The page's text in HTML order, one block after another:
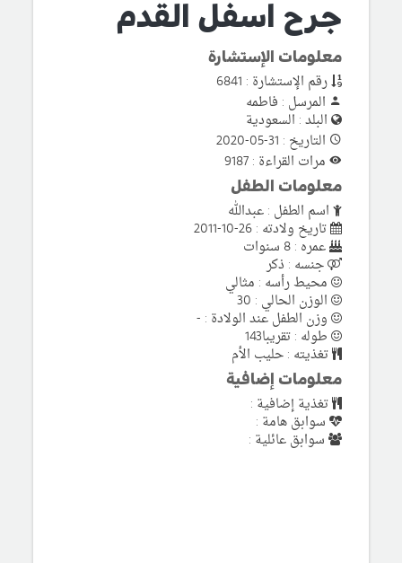
جرح اسفل القدم
معلومات الإستشارة
رقم الإستشارة : 6841
المرسل : فاطمه
البلد : السعودية
التاريخ : 31-05-2020
مرات القراءة : 9187
معلومات الطفل
اسم الطفل : عبدالله
تاريخ ولادته : 26-10-2011
عمره : 8 سنوات
جنسه : ذكر
محيط رأسه : مثالي
الوزن الحالي : 30
وزن الطفل عند الولادة : -
طوله : تقريبا143
تغذيته : حليب الأم
معلومات إضافية
تغذية إضافية :
سوابق هامة :
سوابق عائلية :